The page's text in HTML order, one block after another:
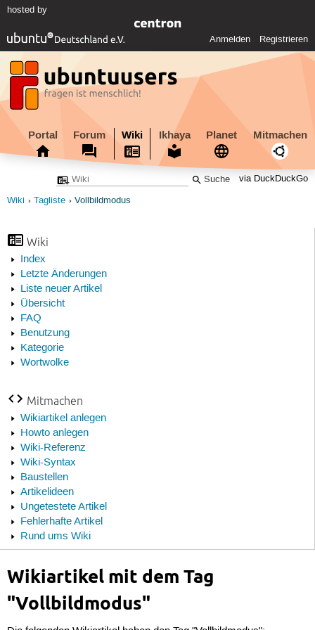
hosted by
Anmelden Registrieren
Portal Forum Wiki Ikhaya Planet Mitmachen
via DuckDuckGo
Wiki Tagliste Vollbildmodus
Wiki
Index
Letzte Änderungen
Liste neuer Artikel
Übersicht
FAQ
Benutzung
Kategorie
Wortwolke
Mitmachen
Wikiartikel anlegen
Howto anlegen
Wiki-Referenz
Wiki-Syntax
Baustellen
Artikelideen
Ungetestete Artikel
Fehlerhafte Artikel
Rund ums Wiki
Wikiartikel mit dem Tag
"Vollbildmodus"